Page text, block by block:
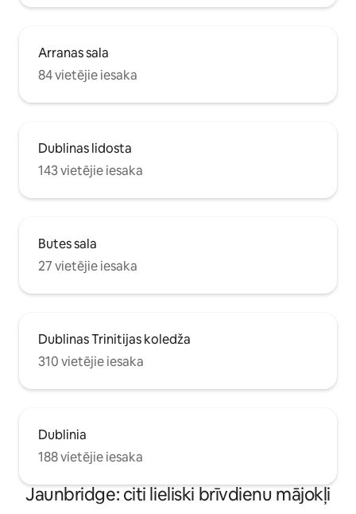
Arranas sala
84 vietējie iesaka
Dublinas lidosta
143 vietējie iesaka
Butes sala
27 vietējie iesaka
Dublinas Trinitijas koledža
310 vietējie iesaka
Dublinia
188 vietējie iesaka
Jaunbridge: citi lieliski brīvdienu mājokļi